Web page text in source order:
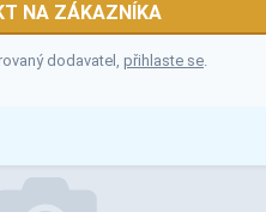
NA ZÁKAZNÍKA
dodavatel, přihlaste se.